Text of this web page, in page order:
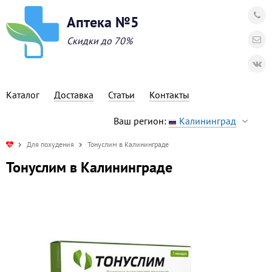
Аптека №5
Скидки до 70%
Каталог Доставка Статьи Контакты
Ваш регион: Калининград
Для похудения Тонуслим в Калининграде
Тонуслим в Калининграде